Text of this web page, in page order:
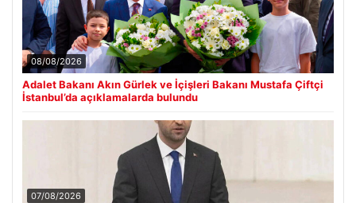
08/08/2026
Adalet Bakanı Akın Gürlek ve İçişleri Bakanı Mustafa Çiftçi
İstanbul’da açıklamalarda bulundu
07/08/2026